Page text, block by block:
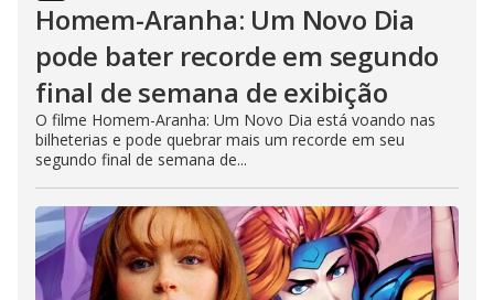
Homem-Aranha: Um Novo Dia
pode bater recorde em segundo
final de semana de exibição
O filme Homem-Aranha: Um Novo Dia está voando nas
bilheterias e pode quebrar mais um recorde em seu
segundo final de semana de...